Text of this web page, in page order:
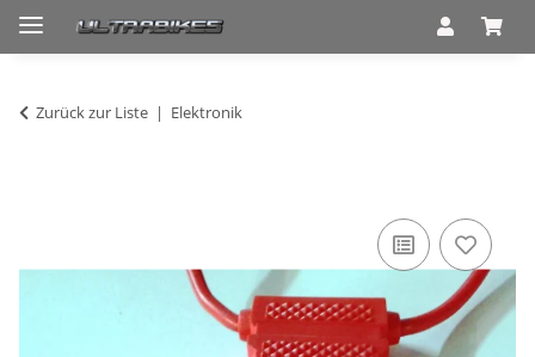
Zurück zur Liste Elektronik